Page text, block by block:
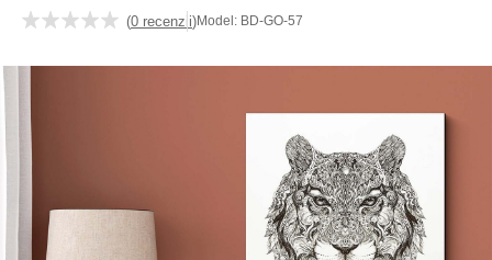
(0 recenzii)Model: BD-GO-57